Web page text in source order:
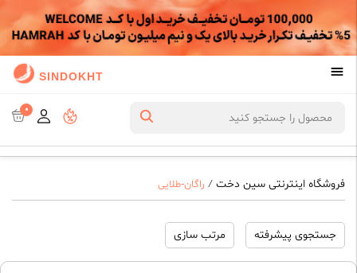
SINDOKHT
0
فروشگاه اینترنتی سین دخت / راگان-طلایی
جستجوی پیشرفته مرتب سازی